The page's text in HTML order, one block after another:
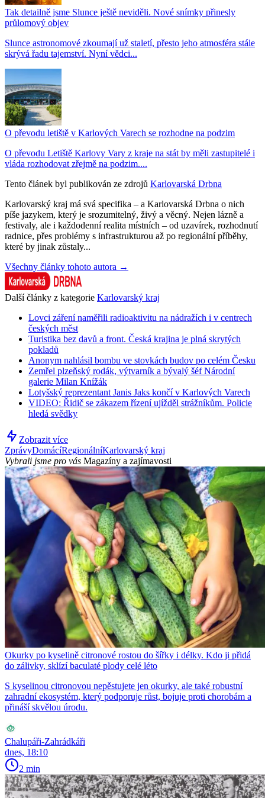
Tak detailně jsme Slunce ještě neviděli. Nové snímky přinesly
průlomový objev
Slunce astronomové zkoumají už staletí, přesto jeho atmosféra stále
skrývá řadu tajemství. Nyní vědci...
O převodu letiště v Karlových Varech se rozhodne na podzim
O převodu Letiště Karlovy Vary z kraje na stát by měli zastupitelé i
vláda rozhodovat zřejmě na podzim....
Tento článek byl publikován ze zdrojů Karlovarská Drbna
Karlovarský kraj má svá specifika – a Karlovarská Drbna o nich
píše jazykem, který je srozumitelný, živý a věcný. Nejen lázně a
festivaly, ale i každodenní realita místních – od uzavírek, rozhodnutí
radnice, přes problémy s infrastrukturou až po regionální příběhy,
které by jinak zůstaly...
Všechny články tohoto autora →
Další články z kategorie Karlovarský kraj
Lovci záření naměřili radioaktivitu na nádražích i v centrech
českých měst
Turistika bez davů a front. Česká krajina je plná skrytých
pokladů
Anonym nahlásil bombu ve stovkách budov po celém Česku
Zemřel plzeňský rodák, výtvarník a bývalý šéf Národní
galerie Milan Knížák
Lotyšský reprezentant Janis Jaks končí v Karlových Varech
VIDEO: Řidič se zákazem řízení ujížděl strážníkům. Policie
hledá svědky
Zobrazit více
ZprávyDomácíRegionálníKarlovarský kraj
Vybrali jsme pro vás Magazíny a zajímavosti
Okurky po kyselině citronové rostou do šířky i délky. Kdo ji přidá
do zálivky, sklízí baculaté plody celé léto
S kyselinou citronovou nepěstujete jen okurky, ale také robustní
zahradní ekosystém, který podporuje růst, bojuje proti chorobám a
přináší skvělou úrodu.
Chalupáři-Zahrádkáři
dnes, 18:10
2 min